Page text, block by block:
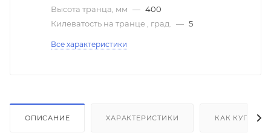
Высота транца, мм — 400
Килеватость на транце , град.
— 5
Все характеристики
ОПИСАНИЕ ХАРАКТЕРИСТИКИ КАК КУПИТЬ